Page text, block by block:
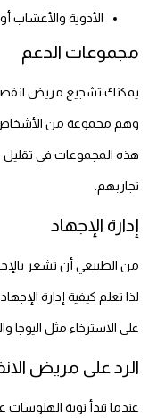
الأدوية والأعشاب
مجموعات الدعم
يمكنك تشجيع مريض
وهم مجموعة من
هذه المجموعات في تقليل
تجاربهم.
إدارة الإجهاد
من الطبيعي أن تشعر
لذا تعلم كيفية إدارة
على الاسترخاء مثل اليوجا
الرد على مريض
عندما تبدأ نوبة